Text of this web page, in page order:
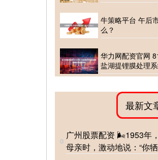
牛策略平台 午后
么？
华力网配资官网
盐湖提锂膜处理
最新文
广州股票配资 🌬1953年
母亲时，激动地说：“你